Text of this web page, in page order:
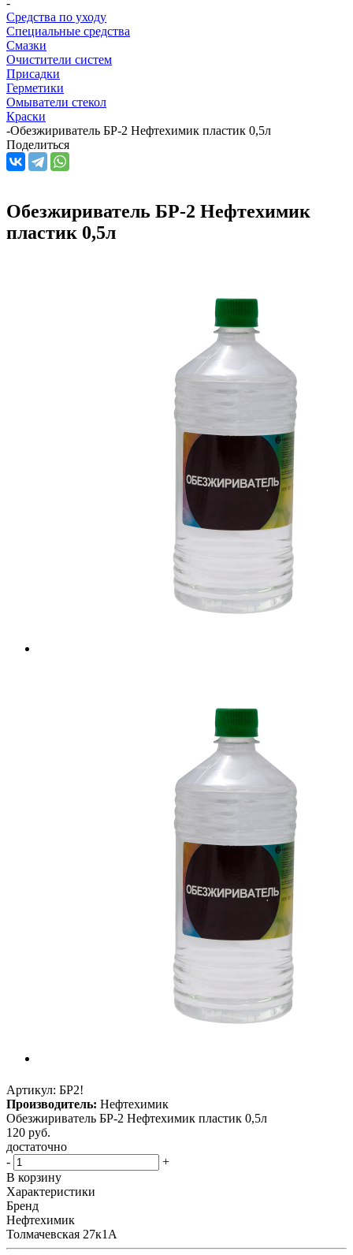
Средства по уходу
Специальные средства
Смазки
Очистители систем
Присадки
Герметики
Омыватели стекол
Краски
-Обезжириватель БР-2 Нефтехимик пластик 0,5л
Поделиться
Обезжириватель БР-2 Нефтехимик
пластик 0,5л
Артикул: БР2!
Производитель: Нефтехимик
Обезжириватель БР-2 Нефтехимик пластик 0,5л
120 руб.
достаточно
-
+
В корзину
Характеристики
Бренд
Нефтехимик
Толмачевская 27к1А